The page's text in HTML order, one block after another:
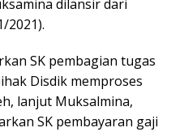
dilansir dari
2021).
SK pembagian tugas
Disdik memproses
lanjut Muksalmina,
SK pembayaran gaji